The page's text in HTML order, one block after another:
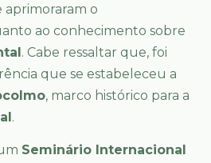
o
ao conhecimento sobre
. Cabe ressaltar que, foi
que se estabeleceu a
, marco histórico para a
.
Seminário Internacional